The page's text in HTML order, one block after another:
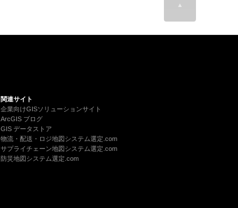
▲
関連サイト
企業向けGISソリューションサイト
ArcGIS ブログ
GIS データストア
物流・配送・ロジ地図システム選定.com
サプライチェーン地図システム選定.com
防災地図システム選定.com